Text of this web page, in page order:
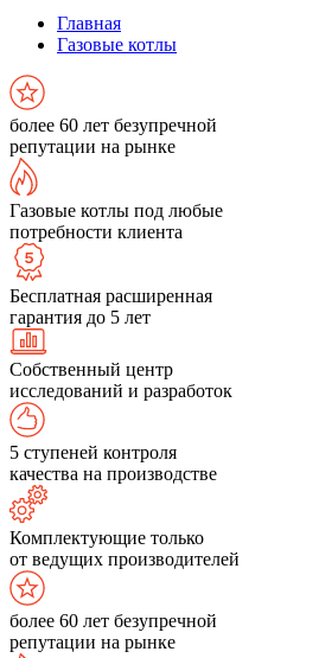
Главная
Газовые котлы
более 60 лет безупречной
репутации на рынке
Газовые котлы под любые
потребности клиента
Бесплатная расширенная
гарантия до 5 лет
Собственный центр
исследований и разработок
5 ступеней контроля
качества на производстве
Комплектующие только
от ведущих производителей
более 60 лет безупречной
репутации на рынке